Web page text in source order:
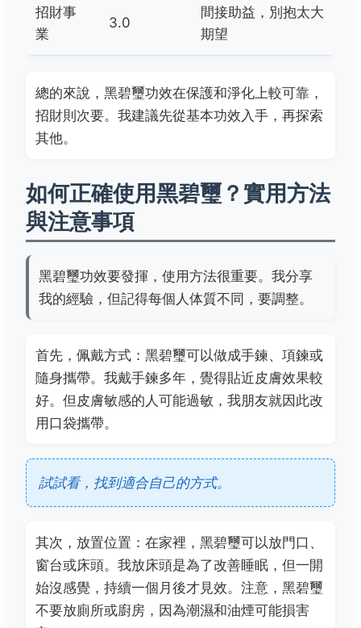
招財事
業
3.0
間接助益，別抱太大
期望
總的來說，黑碧璽功效在保護和淨化上較可靠，
招財則次要。我建議先從基本功效入手，再探索
其他。
如何正確使用黑碧璽？實用方法
與注意事項
黑碧璽功效要發揮，使用方法很重要。我分享
我的經驗，但記得每個人体質不同，要調整。
首先，佩戴方式：黑碧璽可以做成手鍊、項鍊或
隨身攜帶。我戴手鍊多年，覺得貼近皮膚效果較
好。但皮膚敏感的人可能過敏，我朋友就因此改
用口袋攜帶。
試試看，找到適合自己的方式。
其次，放置位置：在家裡，黑碧璽可以放門口、
窗台或床頭。我放床頭是為了改善睡眠，但一開
始沒感覺，持續一個月後才見效。注意，黑碧璽
不要放廁所或廚房，因為潮濕和油煙可能損害